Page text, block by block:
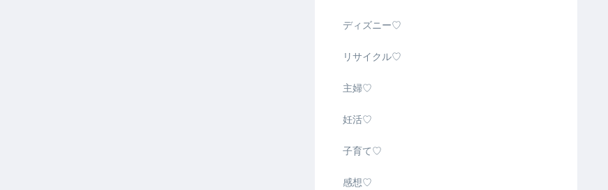
ディズニー♡
リサイクル♡
主婦♡
妊活♡
子育て♡
感想♡